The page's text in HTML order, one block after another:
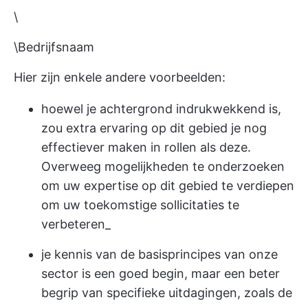
\
\Bedrijfsnaam
Hier zijn enkele andere voorbeelden:
hoewel je achtergrond indrukwekkend is,
zou extra ervaring op dit gebied je nog
effectiever maken in rollen als deze.
Overweeg mogelijkheden te onderzoeken
om uw expertise op dit gebied te verdiepen
om uw toekomstige sollicitaties te
verbeteren_
je kennis van de basisprincipes van onze
sector is een goed begin, maar een beter
begrip van specifieke uitdagingen, zoals de